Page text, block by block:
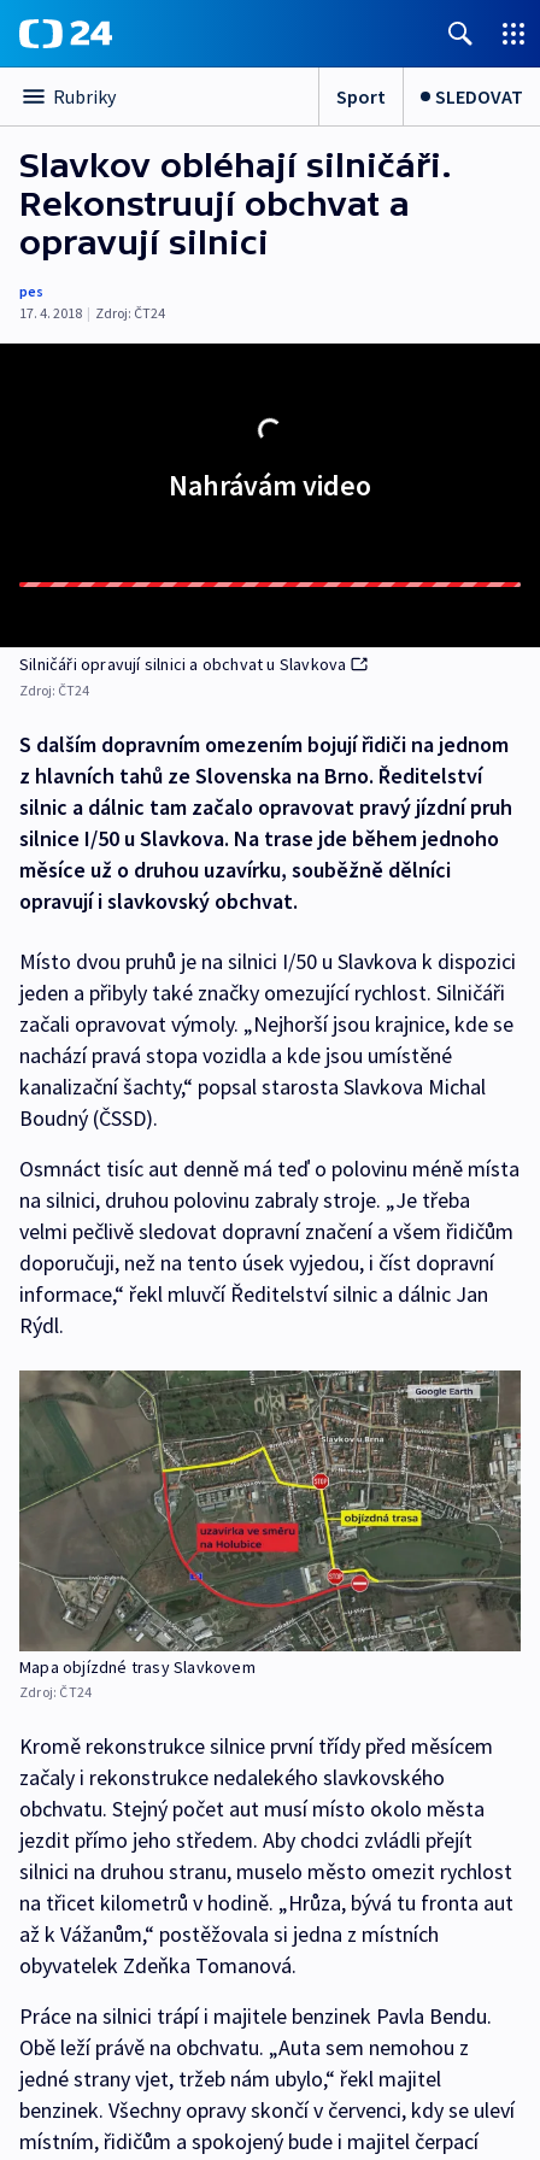
Rubriky Sport SLEDOVAT
Slavkov obléhají silničáři.
Rekonstruují obchvat a
opravují silnici
pes
17. 4. 2018 | Zdroj: ČT24
Nahrávám video
Silničáři opravují silnici a obchvat u Slavkova
Zdroj: ČT24
S dalším dopravním omezením bojují řidiči na jednom
z hlavních tahů ze Slovenska na Brno. Ředitelství
silnic a dálnic tam začalo opravovat pravý jízdní pruh
silnice I/50 u Slavkova. Na trase jde během jednoho
měsíce už o druhou uzavírku, souběžně dělníci
opravují i slavkovský obchvat.
Místo dvou pruhů je na silnici I/50 u Slavkova k dispozici
jeden a přibyly také značky omezující rychlost. Silničáři
začali opravovat výmoly. „Nejhorší jsou krajnice, kde se
nachází pravá stopa vozidla a kde jsou umístěné
kanalizační šachty,“ popsal starosta Slavkova Michal
Boudný (ČSSD).
Osmnáct tisíc aut denně má teď o polovinu méně místa
na silnici, druhou polovinu zabraly stroje. „Je třeba
velmi pečlivě sledovat dopravní značení a všem řidičům
doporučuji, než na tento úsek vyjedou, i číst dopravní
informace,“ řekl mluvčí Ředitelství silnic a dálnic Jan
Rýdl.
Mapa objízdné trasy Slavkovem
Zdroj: ČT24
Kromě rekonstrukce silnice první třídy před měsícem
začaly i rekonstrukce nedalekého slavkovského
obchvatu. Stejný počet aut musí místo okolo města
jezdit přímo jeho středem. Aby chodci zvládli přejít
silnici na druhou stranu, muselo město omezit rychlost
na třicet kilometrů v hodině. „Hrůza, bývá tu fronta aut
až k Vážanům,“ postěžovala si jedna z místních
obyvatelek Zdeňka Tomanová.
Práce na silnici trápí i majitele benzinek Pavla Bendu.
Obě leží právě na obchvatu. „Auta sem nemohou z
jedné strany vjet, tržeb nám ubylo,“ řekl majitel
benzinek. Všechny opravy skončí v červenci, kdy se uleví
místním, řidičům a spokojený bude i majitel čerpací